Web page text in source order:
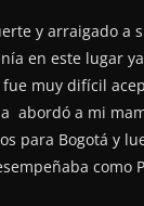
y arraigado a
en este lugar
muy difícil
abordó a mi
para Bogotá y